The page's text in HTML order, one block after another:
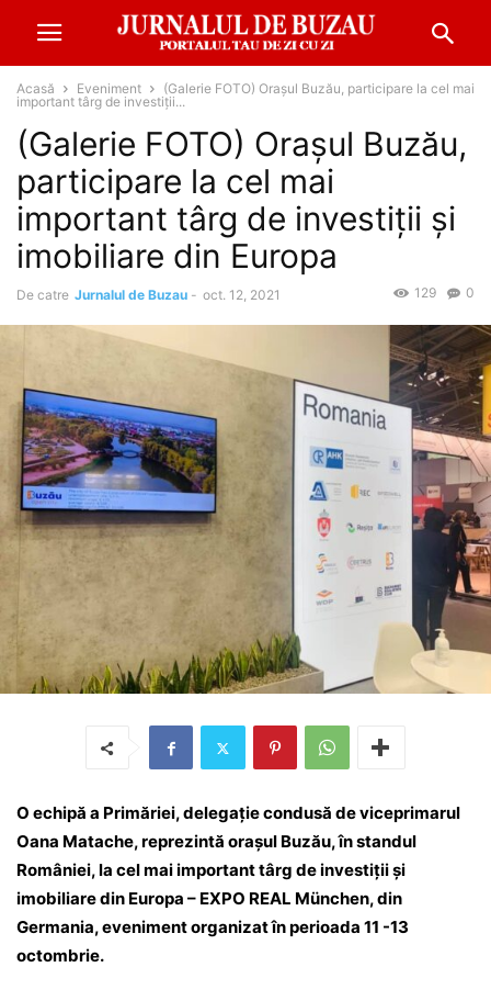
Acasă Eveniment
(Galerie FOTO) Orașul Buzău, participare la cel mai
important târg de investiții...
(Galerie FOTO) Orașul Buzău,
participare la cel mai
important târg de investiții și
imobiliare din Europa
De catre Jurnalul de Buzau - oct. 12, 2021 0
129
O echipă a Primăriei, delegație condusă de viceprimarul
Oana Matache, reprezintă orașul Buzău, în standul
României, la cel mai important târg de investiții și
imobiliare din Europa – EXPO REAL München, din
Germania, eveniment organizat în perioada 11 -13
octombrie.